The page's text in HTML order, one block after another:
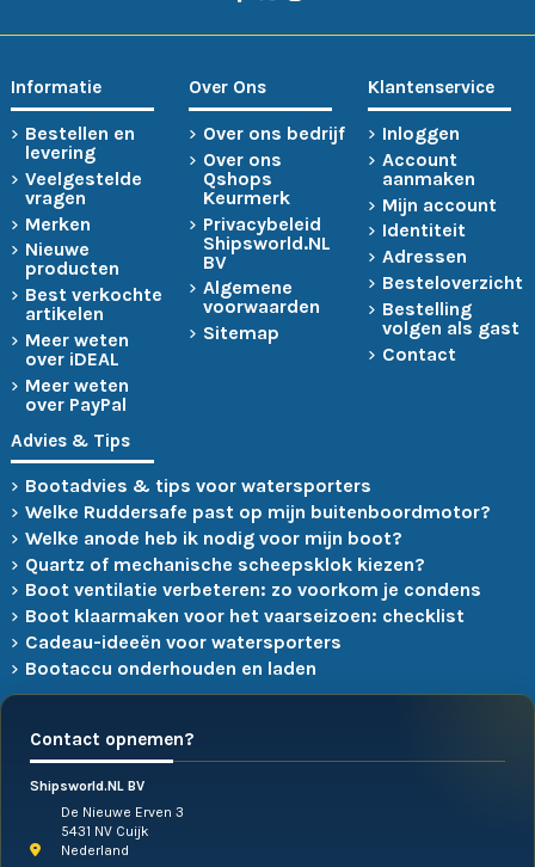
Informatie
Bestellen en
levering
Veelgestelde
vragen
Merken
Nieuwe
producten
Best verkochte
artikelen
Meer weten
over iDEAL
Meer weten
over PayPal
Over Ons
Over ons bedrijf
Over ons
Qshops
Keurmerk
Privacybeleid
Shipsworld.NL
BV
Algemene
voorwaarden
Sitemap
Klantenservice
Inloggen
Account
aanmaken
Mijn account
Identiteit
Adressen
Besteloverzicht
Bestelling
volgen als gast
Contact
Advies & Tips
Bootadvies & tips voor watersporters
Welke Ruddersafe past op mijn buitenboordmotor?
Welke anode heb ik nodig voor mijn boot?
Quartz of mechanische scheepsklok kiezen?
Boot ventilatie verbeteren: zo voorkom je condens
Boot klaarmaken voor het vaarseizoen: checklist
Cadeau-ideeën voor watersporters
Bootaccu onderhouden en laden
Contact opnemen?
Shipsworld.NL BV
De Nieuwe Erven 3
5431 NV Cuijk
Nederland